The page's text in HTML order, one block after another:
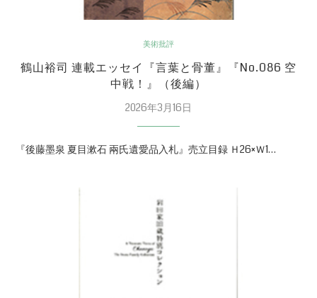
美術批評
鶴山裕司 連載エッセイ『言葉と骨董』『No.086 空
中戦！』（後編）
2026年3月16日
『後藤墨泉 夏目漱石 兩氏遺愛品入札』売立目録 Ｈ26×Ｗ1…